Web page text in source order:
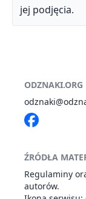
jej podjęcia.
ODZNAKI.ORG
ŹRÓDŁA
Regulaminy
autorów.